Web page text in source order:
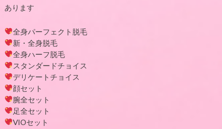
あります
全身パーフェクト脱毛
新・全身脱毛
全身ハーフ脱毛
スタンダードチョイス
デリケートチョイス
顔セット
腕全セット
足全セット
VIOセット